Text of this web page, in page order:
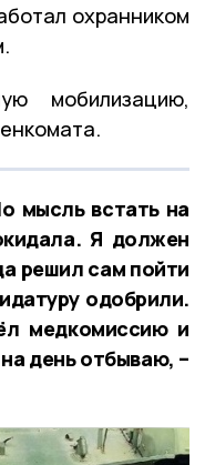
охранником
мобилизацию,
мысль встать на
Я должен
решил сам пойти
одобрили.
медкомиссию и
день отбываю, –